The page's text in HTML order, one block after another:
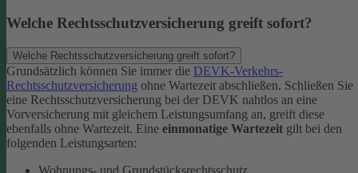
Welche Rechtsschutzversicherung greift sofort?
Welche Rechtsschutzversicherung greift sofort?
Grundsätzlich können Sie immer die DEVK-Verkehrs-
Rechtsschutzversicherung ohne Wartezeit abschließen. Schließen Sie
eine Rechtsschutzversicherung bei der DEVK nahtlos an eine
Vorversicherung mit gleichem Leistungsumfang an, greift diese
ebenfalls ohne Wartezeit. Eine einmonatige Wartezeit gilt bei den
folgenden Leistungsarten:
Wohnungs- und Grundstücksrechtsschutz